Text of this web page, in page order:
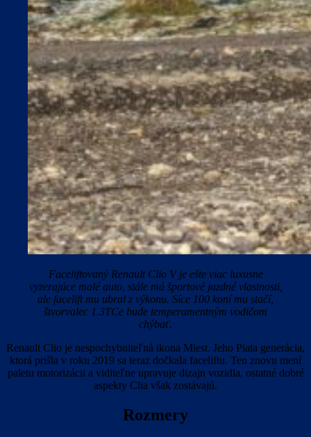
Faceliftovaný Renault Clio V je ešte viac luxusne
vyzerajúce malé auto, stále má športové jazdné vlastnosti,
ale facelift mu ubral z výkonu. Síce 100 koní mu stačí,
štvorvalec 1.3TCe bude temperamentným vodičom
chýbať.
Renault Clio je nespochybniteľná ikona Miest. Jeho Piata generácia,
ktorá prišla v roku 2019 sa teraz dočkala faceliftu. Ten znovu mení
paletu motorizácii a viditeľne upravuje dizajn vozidla, ostatné dobré
aspekty Clia však zostávajú.
Rozmery